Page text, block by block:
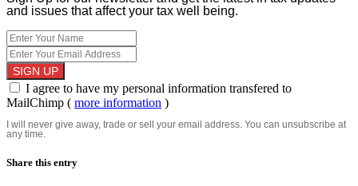
and issues that affect your tax well being.
I agree to have my personal information transfered to
MailChimp ( more information )
I will never give away, trade or sell your email address. You can unsubscribe at
any time.
Share this entry